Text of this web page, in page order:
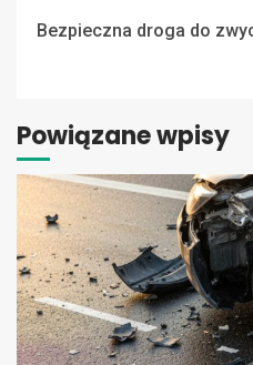
Bezpieczna droga do
Powiązane wpisy